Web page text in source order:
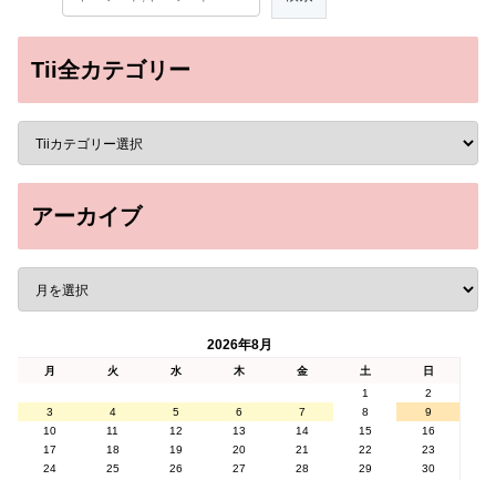
Tii全カテゴリー
アーカイブ
2026年8月
月 火 水 木 金 土
日
1
2
3
4 5 6 7 8
9
10
11 12 13 14 15
16
17
18 19 20 21 22
23
24
25 26 27 28 29
30